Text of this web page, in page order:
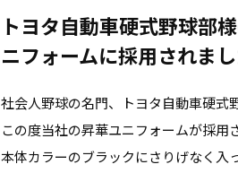
トヨタ自動車硬式野球部
ニフォームに採用されま
社会人野球の名門、トヨタ自動車硬式
この度当社の昇華ユニフォームが採用
本体カラーのブラックにさりげなく入